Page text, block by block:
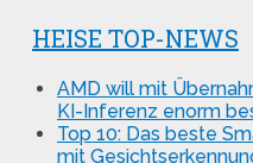
HEISE TOP-NEWS
AMD will mit
KI-Inferenz enorm
Top 10: Das beste
mit